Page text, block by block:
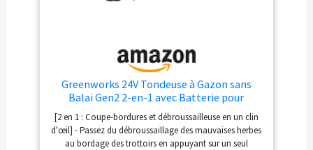
Greenworks 24V Tondeuse à Gazon sans
Balai Gen2 2-en-1 avec Batterie pour
Jardins Petits à Moyens, Hauteur réglable,
Largeur de Coupe de 30 cm, inclut 10 Lames
en Plastique, Batterie de 2,0
[2 en 1 : Coupe-bordures et débroussailleuse en un clin
d'œil] - Passez du débroussaillage des mauvaises herbes
au bordage des trottoirs en appuyant sur un seul